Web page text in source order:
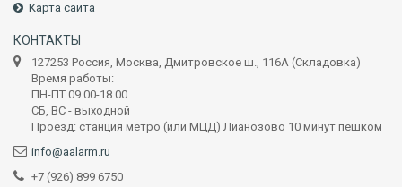
Карта сайта
КОНТАКТЫ
127253 Россия, Москва, Дмитровское ш., 116А (Складовка)
Время работы:
ПН-ПТ 09.00-18.00
СБ, ВС - выходной
Проезд: станция метро (или МЦД) Лианозово 10 минут пешком
info@aalarm.ru
+7 (926) 899 6750